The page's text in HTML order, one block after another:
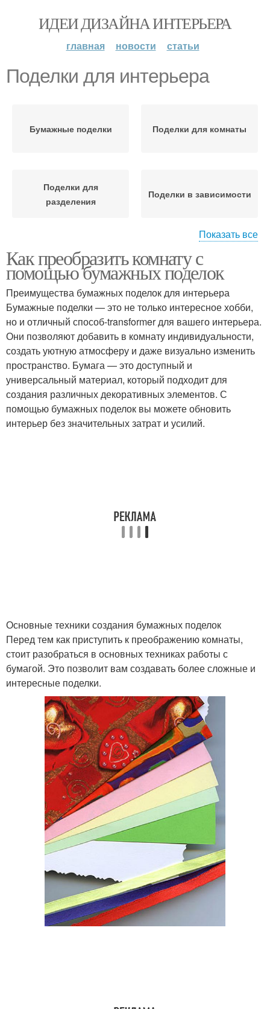
ИДЕИ ДИЗАЙНА ИНТЕРЬЕРА
главная новости статьи
Поделки для интерьера
Бумажные поделки Поделки для комнаты
Поделки для
разделения
Поделки в зависимости
Точки в интерьере
маскировки
Поделки из бумаги
Показать все
Как преобразить комнату с
помощью бумажных поделок
Преимущества бумажных поделок для интерьера
Бумажные поделки — это не только интересное хобби,
но и отличный способ-transformer для вашего интерьера.
Они позволяют добавить в комнату индивидуальности,
создать уютную атмосферу и даже визуально изменить
пространство. Бумага — это доступный и
универсальный материал, который подходит для
создания различных декоративных элементов. С
помощью бумажных поделок вы можете обновить
интерьер без значительных затрат и усилий.
Основные техники создания бумажных поделок
Перед тем как приступить к преображению комнаты,
стоит разобраться в основных техниках работы с
бумагой. Это позволит вам создавать более сложные и
интересные поделки.